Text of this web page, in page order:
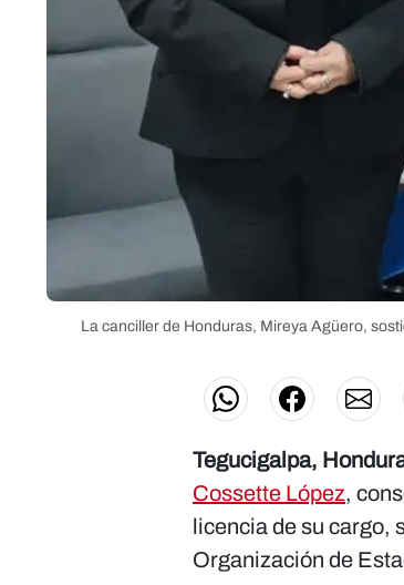
La canciller de Honduras, Mireya Agüero,
Tegucigalpa,
Cossette López,
licencia de su cargo,
Organización de